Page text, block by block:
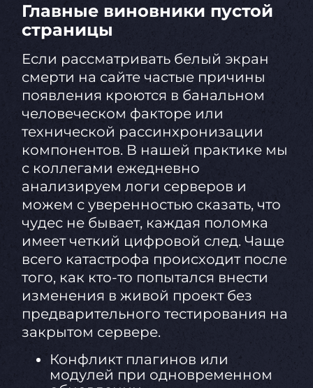
Главные виновники пустой
страницы
Если рассматривать белый экран
смерти на сайте частые причины
появления кроются в банальном
человеческом факторе или
технической рассинхронизации
компонентов. В нашей практике мы
с коллегами ежедневно
анализируем логи серверов и
можем с уверенностью сказать, что
чудес не бывает, каждая поломка
имеет четкий цифровой след. Чаще
всего катастрофа происходит после
того, как кто-то попытался внести
изменения в живой проект без
предварительного тестирования на
закрытом сервере.
Конфликт плагинов или
модулей при одновременном